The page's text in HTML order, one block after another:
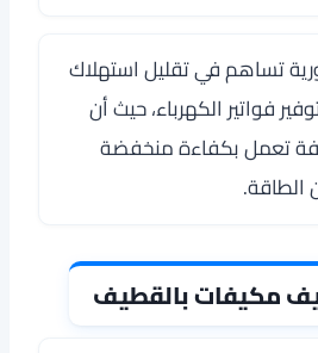
تساهم في تقليل استهلاك
فواتير الكهرباء، حيث أن
تعمل بكفاءة منخفضة
الطاقة.
مكيفات بالقطيف